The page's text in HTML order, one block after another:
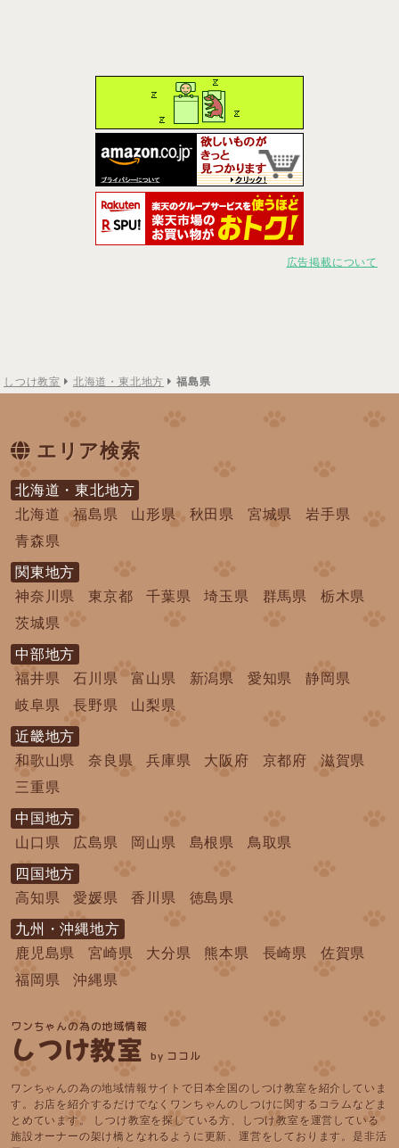
広告掲載について
しつけ教室 北海道・東北地方 福島県
エリア検索
北海道・東北地方
北海道
福島県 山形県 秋田県 宮城県
岩手県
青森県
関東地方
神奈川県
東京都 千葉県 埼玉県 群馬県
栃木県
茨城県
中部地方
福井県
石川県 富山県 新潟県 愛知県
静岡県
岐阜県
長野県 山梨県
近畿地方
和歌山県
奈良県 兵庫県 大阪府 京都府
滋賀県
三重県
中国地方
山口県
広島県 岡山県 島根県 鳥取県
四国地方
高知県
愛媛県 香川県 徳島県
九州・沖縄地方
鹿児島県
宮崎県 大分県 熊本県 長崎県
佐賀県
福岡県
沖縄県
ワンちゃんの為の地域情報
しつけ教室 by ココル
ワンちゃんの為の地域情報サイトで日本全国のしつけ教室を紹介していま
す。お店を紹介するだけでなくワンちゃんのしつけに関するコラムなどま
とめています。 しつけ教室を探している方、しつけ教室を運営している
施設オーナーの架け橋となれるように更新、運営をしております。是非活